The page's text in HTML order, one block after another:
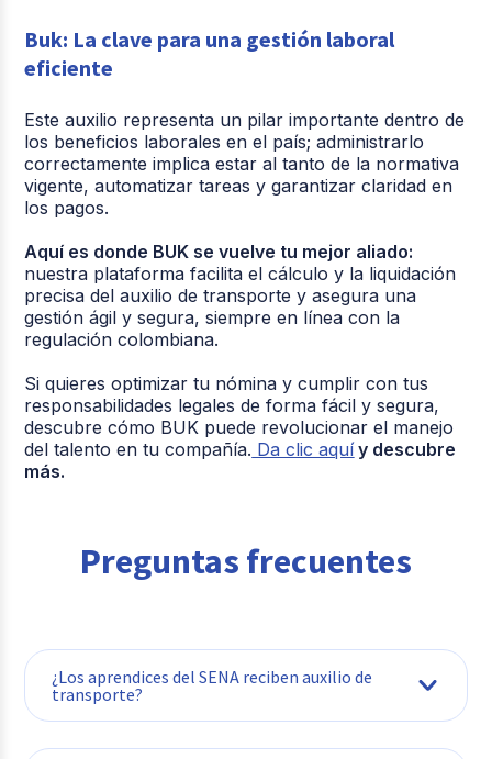
Buk: La clave para una gestión laboral
eficiente
Este auxilio representa un pilar importante dentro de
los beneficios laborales en el país; administrarlo
correctamente implica estar al tanto de la normativa
vigente, automatizar tareas y garantizar claridad en
los pagos.
Aquí es donde BUK se vuelve tu mejor aliado:
nuestra plataforma facilita el cálculo y la liquidación
precisa del auxilio de transporte y asegura una
gestión ágil y segura, siempre en línea con la
regulación colombiana.
Si quieres optimizar tu nómina y cumplir con tus
responsabilidades legales de forma fácil y segura,
descubre cómo BUK puede revolucionar el manejo
del talento en tu compañía. Da clic aquíy descubre
más.
Preguntas frecuentes
¿Los aprendices del SENA reciben auxilio de
transporte?